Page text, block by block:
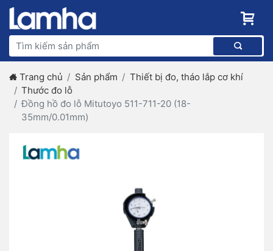
Trang chủ Sản phẩm
Thiết bị đo, tháo lắp cơ khí
Thước đo lỗ
Đồng hồ đo lỗ Mitutoyo 511-711-20 (18-
35mm/0.01mm)